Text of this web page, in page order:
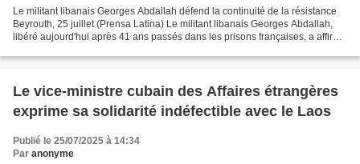
Le militant libanais Georges Abdallah défend la continuité de la résistance
Beyrouth, 25 juillet (Prensa Latina) Le militant libanais Georges Abdallah,
libéré aujourd'hui après 41 ans passés dans les prisons françaises, a affirmé
Le vice-ministre cubain des Affaires étrangères
exprime sa solidarité indéfectible avec le Laos
Publié le 25/07/2025 à 14:34
Par anonyme